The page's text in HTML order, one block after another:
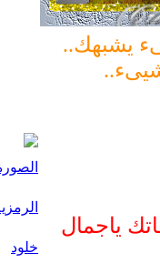
يشبهك..
ياجمال